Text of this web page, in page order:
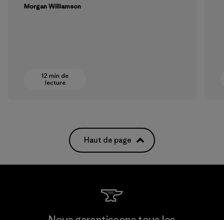
Morgan Williamson
12 min de
lecture
Haut de page